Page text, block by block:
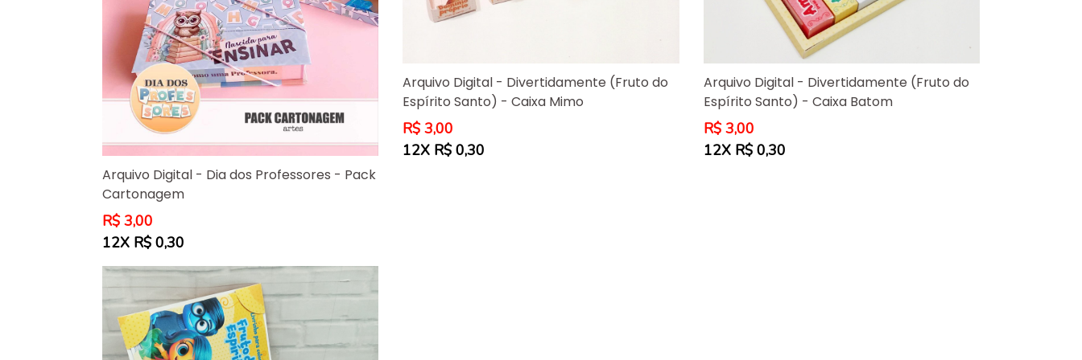
Arquivo Digital - Dia dos Professores - Pack
Cartonagem
Preço
normal
R$ 3,00
12X R$ 0,30
Arquivo Digital - Divertidamente (Fruto do
Espírito Santo) - Caixa Mimo
Preço
normal
R$ 3,00
12X R$ 0,30
Arquivo Digital - Divertidamente (Fruto do
Espírito Santo) - Caixa Batom
Preço
normal
R$ 3,00
12X R$ 0,30